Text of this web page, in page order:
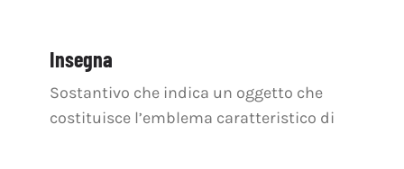
CONTATTI
Insegna
Sostantivo che indica un oggetto che
costituisce l’emblema caratteristico di